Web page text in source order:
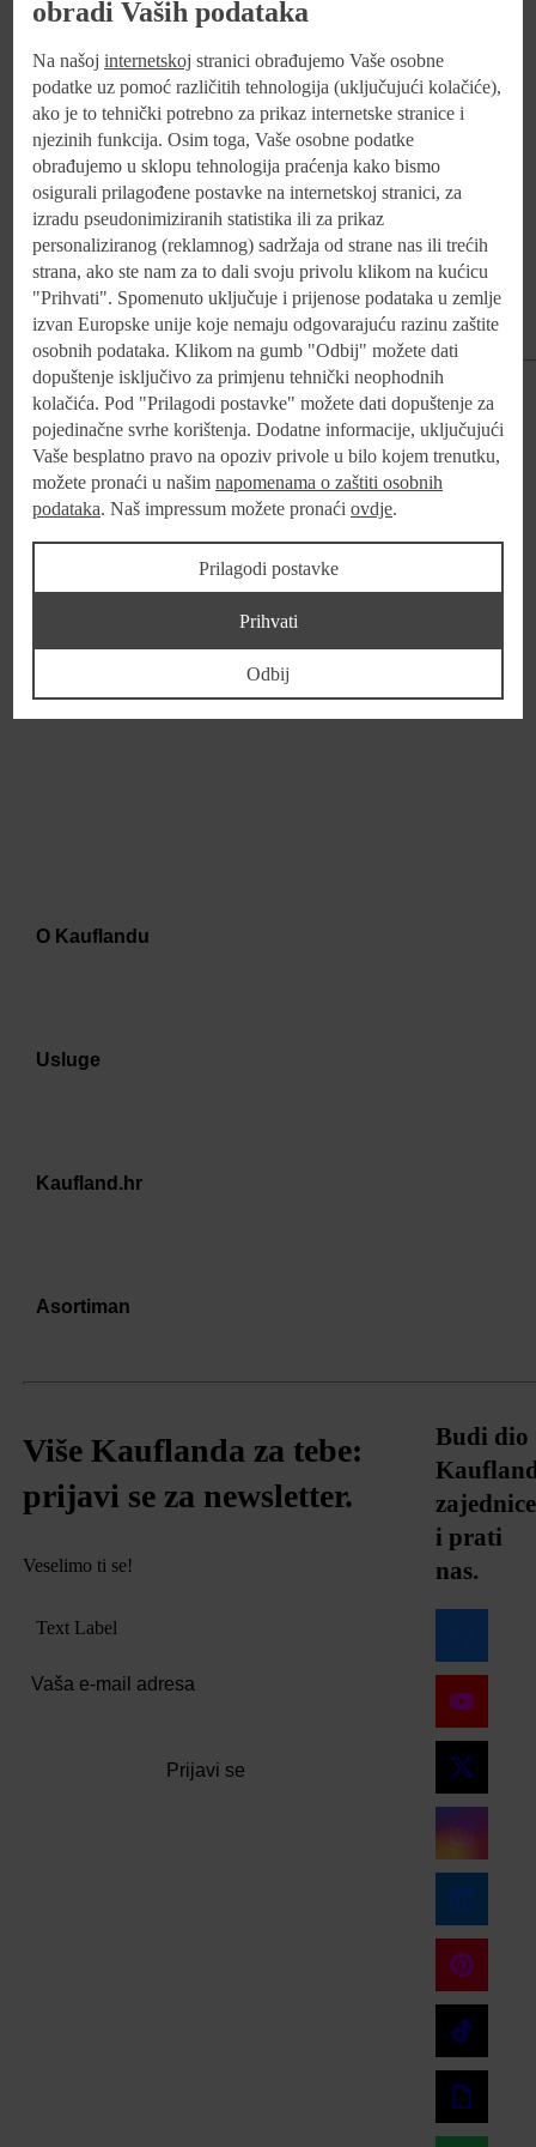
Više o projektu dostupno je naweb stranicama Kauflanda
Korporativne komunikacije
Marija Franić
+ 385 12353342
komunikacije@kaufland.hr
Podijelite:
O Kauflandu
Usluge
Kaufland.hr
Asortiman
Više Kauflanda za tebe:
prijavi se za newsletter.
Veselimo ti se!
Text Label
Prijavi se
Budi dio
zajednice
i prati
nas.
obradi Vaših podataka
Na našoj internetskoj stranici obrađujemo Vaše osobne
podatke uz pomoć različitih tehnologija (uključujući kolačiće),
ako je to tehnički potrebno za prikaz internetske stranice i
njezinih funkcija. Osim toga, Vaše osobne podatke
obrađujemo u sklopu tehnologija praćenja kako bismo
osigurali prilagođene postavke na internetskoj stranici, za
izradu pseudonimiziranih statistika ili za prikaz
personaliziranog (reklamnog) sadržaja od strane nas ili trećih
strana, ako ste nam za to dali svoju privolu klikom na kućicu
"Prihvati". Spomenuto uključuje i prijenose podataka u zemlje
izvan Europske unije koje nemaju odgovarajuću razinu zaštite
osobnih podataka. Klikom na gumb "Odbij" možete dati
dopuštenje isključivo za primjenu tehnički neophodnih
kolačića. Pod "Prilagodi postavke" možete dati dopuštenje za
pojedinačne svrhe korištenja. Dodatne informacije, uključujući
Vaše besplatno pravo na opoziv privole u bilo kojem trenutku,
možete pronaći u našim napomenama o zaštiti osobnih
podataka. Naš impressum možete pronaći ovdje.
Prilagodi postavke
Odbij
Prihvati